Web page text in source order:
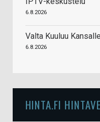
6.8.2026
Valta Kuuluu
6.8.2026
HINTA.FI